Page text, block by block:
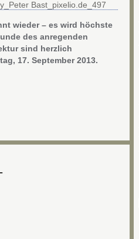
wieder – es wird höchste
des anregenden
sind herzlich
17. September 2013.